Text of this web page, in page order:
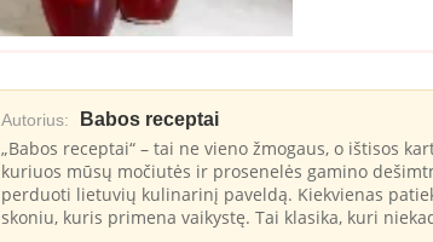
Autorius: Babos receptai
„Babos receptai“ – tai ne vieno žmogaus, o ištisos
kuriuos mūsų močiutės ir prosenelės gamino
perduoti lietuvių kulinarinį paveldą. Kiekvienas
skoniu, kuris primena vaikystę. Tai klasika, kuri